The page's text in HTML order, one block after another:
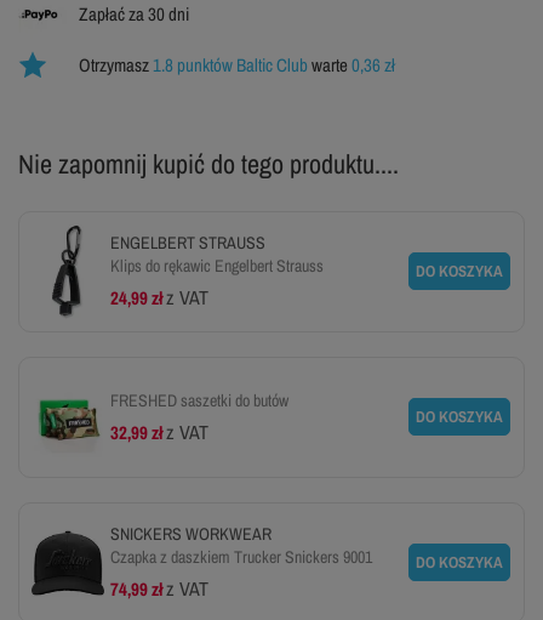
Zapłać za 30 dni
Otrzymasz1.8 punktów Baltic Clubwarte0,36 zł
Nie zapomnij kupić do tego produktu....
ENGELBERT STRAUSS
Klips do rękawic Engelbert Strauss
24,99 złz VAT
DO KOSZYKA
FRESHED saszetki do butów
32,99 złz VAT
DO KOSZYKA
SNICKERS WORKWEAR
Czapka z daszkiem Trucker Snickers 9001
74,99 złz VAT
DO KOSZYKA